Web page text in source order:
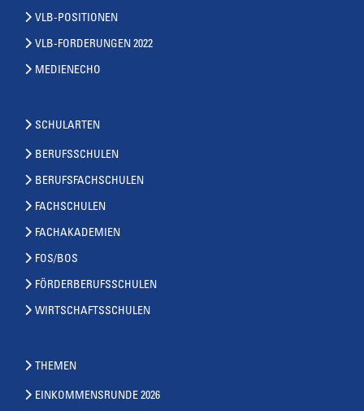
VLB-POSITIONEN
VLB-FORDERUNGEN 2022
MEDIENECHO
SCHULARTEN
BERUFSSCHULEN
BERUFSFACHSCHULEN
FACHSCHULEN
FACHAKADEMIEN
FOS/BOS
FÖRDERBERUFSSCHULEN
WIRTSCHAFTSSCHULEN
THEMEN
EINKOMMENSRUNDE 2026